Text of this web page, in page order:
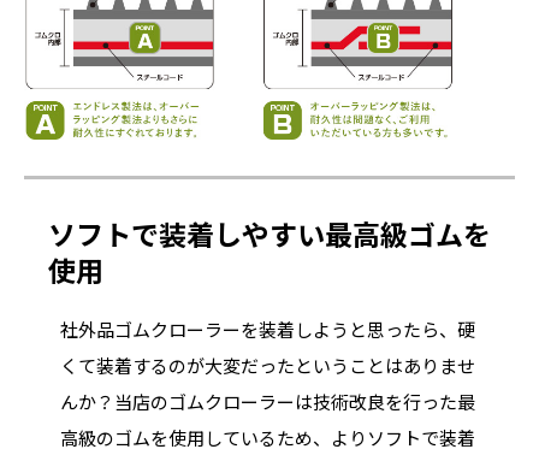
ソフトで装着しやすい最高級ゴムを
使用
社外品ゴムクローラーを装着しようと思ったら、硬
くて装着するのが大変だったということはありませ
んか？当店のゴムクローラーは技術改良を行った最
高級のゴムを使用しているため、よりソフトで装着